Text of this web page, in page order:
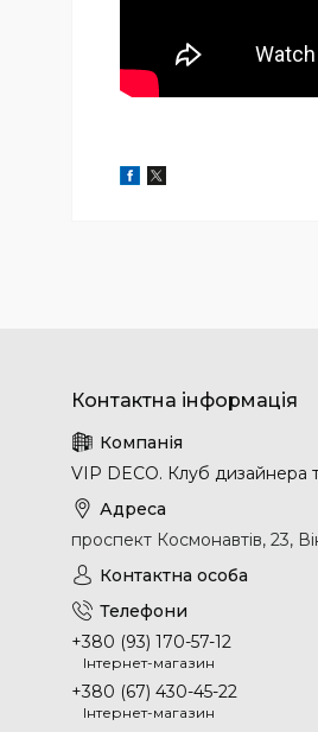
VIP DECO. Клуб дизайнера
проспект Космонавтів, 23,
+380 (93) 170-57-12
Інтернет-магазин
+380 (67) 430-45-22
Інтернет-магазин